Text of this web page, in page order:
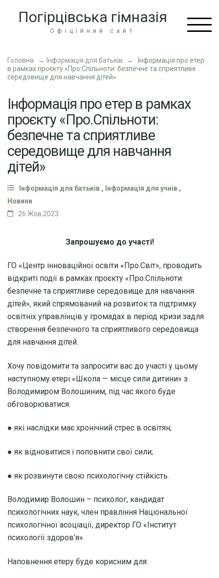
Enter)
Погірцівська гімназія
Офіційний сайт
Головна → Інформація для батьків →
Інформація про етер
в рамках проєкту «Про.Спільноти: безпечне та сприятливе
середовище для навчання дітей»
Інформація про етер в рамках
проєкту «Про.Спільноти:
безпечне та сприятливе
середовище для навчання
дітей»
Інформація для батьків , Інформація для учнів ,
Новини
26 Жов,2023
Запрошуємо до участі!
ГО «Центр інноваційної освіти «Про.Світ», проводить
відкриті події в рамках проєкту «Про.Спільноти:
безпечне та сприятливе середовище для навчання
дітей», який спрямований на розвиток та підтримку
освітніх управлінців у громадах в період кризи задля
створення безпечного та сприятливого середовища
для навчання дітей.
Хочу повідомити та запросити вас до участі у цьому
наступному етері «Школа — місце сили дитини» з
Володимиром Волошиним, під час якого буде
обговорюватися:
● які наслідки має хронічний стрес в освітян;
● як відновитися і поповнити свої сили;
● як розвинути свою психологічну стійкість.
Володимир Волошин – психолог, кандидат
психологічних наук, член правління Національної
психологічної асоціації, директор ГО «Інститут
психології здоров’я».
Наповнення етеру буде корисним для: